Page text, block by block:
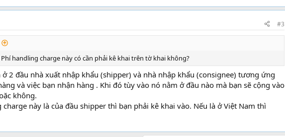
#3
handling charge này có cần phải kê khai trên tờ khai không?
ở 2 đầu nhà xuất nhập khẩu (shipper) và nhà nhập khẩu (consignee) tương ứng
và việc bạn nhận hàng . Khi đó tùy vào nó nằm ở đầu nào mà bạn sẽ cộng vào
không.
này là của đầu shipper thì bạn phải kê khai vào. Nếu là ở Việt Nam thì